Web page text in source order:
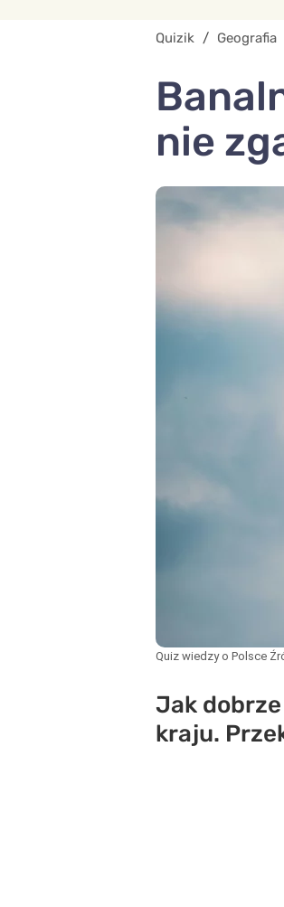
Quizik / Geografia
nie
Quiz wiedzy o Polsce
Jak
kraju.